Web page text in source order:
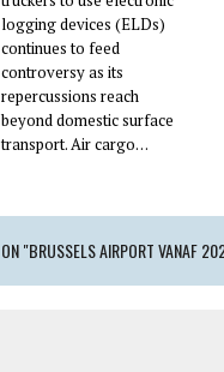
logging devices (ELDs)
continues to feed
controversy as its
repercussions reach
beyond domestic surface
transport. Air cargo…
ON "BRUSSELS AIRPORT VANAF